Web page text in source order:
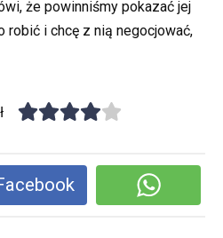
że powinniśmy pokazać jej
robić i chcę z nią negocjować,